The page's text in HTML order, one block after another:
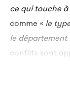
ce qui touche
comme « le
le
conflits sont
le mérite était
deux autres